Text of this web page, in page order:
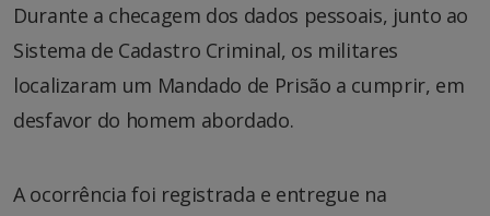
Durante a checagem dos dados pessoais, junto ao
Sistema de Cadastro Criminal, os militares
localizaram um Mandado de Prisão a cumprir, em
desfavor do homem abordado.
A ocorrência foi registrada e entregue na